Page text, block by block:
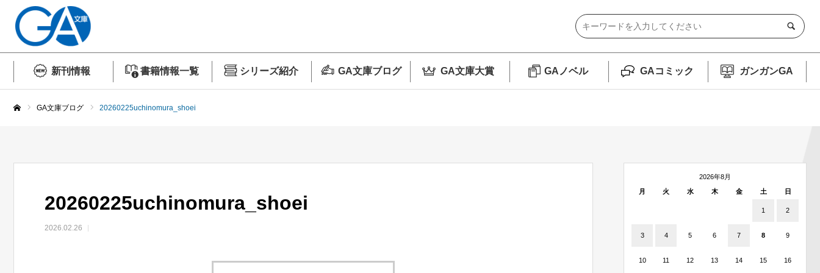
新刊情報 書籍情報一覧 シリーズ紹介 GA文庫ブログ GA文庫大賞 GAノベル GAコミック ガンガンGA
GA文庫ブログ 20260225uchinomura_shoei
20260225uchinomura_shoei
2026.02.26
2026年8月
月
火 水 木 金 土 日
1 2
3 4 5 6 7 8 9
10 11 12 13 14 15 16